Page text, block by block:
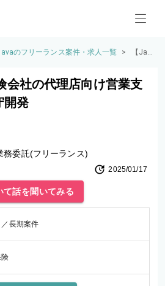
のフリーランス案件・求人一覧 >
【Jav
険会
ムの
会社の代理店向け営業支
開発
務委託(フリーランス)
2025/01/17
て話を聞いてみる
長期案件